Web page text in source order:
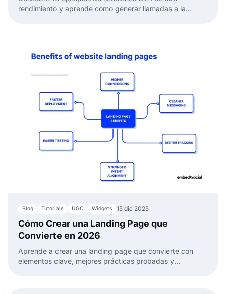
rendimiento y aprende cómo generar llamadas a la
Blog Tutorials UGC Widgets 15 dic 2025
Cómo Crear una Landing Page que
Convierte en 2026
Aprende a crear una landing page que convierte con
elementos clave, mejores prácticas probadas y